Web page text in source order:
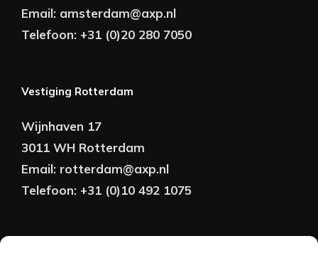
Email: amsterdam@axp.nl
Telefoon: +31 (0)20 280 7050
Vestiging Rotterdam
Wijnhaven 17
3011 WH Rotterdam
Email: rotterdam@axp.nl
Telefoon: +31 (0)10 492 1075